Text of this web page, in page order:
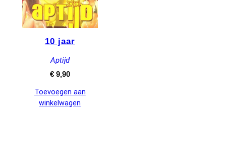
10 jaar
Aptijd
€9,90
Toevoegen aan
winkelwagen